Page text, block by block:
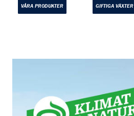
VÅRA PRODUKTER GIFTIGA VÄXTER